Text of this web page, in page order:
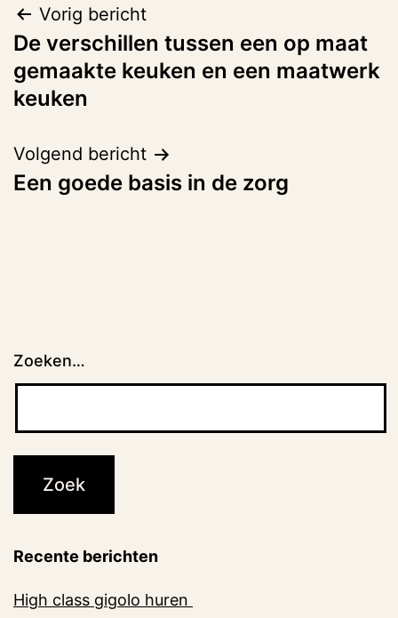
Bericht
navigatie
Vorig bericht
De verschillen tussen een op maat
gemaakte keuken en een maatwerk
keuken
Volgend bericht
Een goede basis in de zorg
Zoeken…
Recente berichten
High class gigolo huren